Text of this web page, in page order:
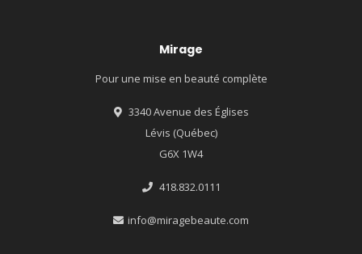
Mirage
Pour une mise en beauté complète
3340 Avenue des Églises
Lévis (Québec)
G6X 1W4
418.832.0111
info@miragebeaute.com